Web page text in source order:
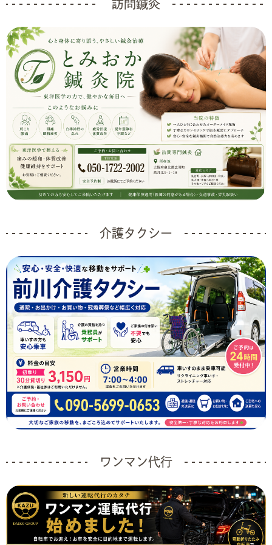
訪問鍼灸
介護タクシー
ワンマン代行